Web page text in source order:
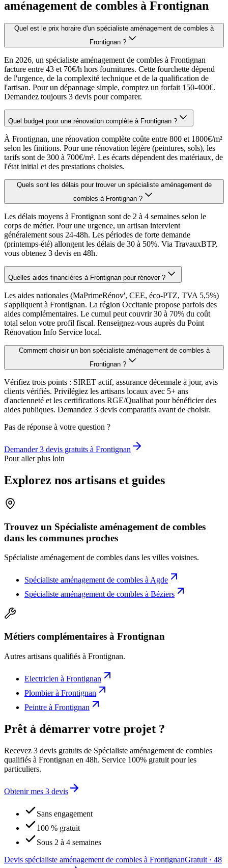
aménagement de combles à Frontignan
Quel est le prix horaire d'un spécialiste aménagement de combles à
Frontignan ?
En 2026, un spécialiste aménagement de combles à Frontignan
facture entre 43 et 70€/h hors fournitures. Cette fourchette dépend
de l'urgence, de la complexité technique et de la qualification de
l'artisan. Pour un dépannage simple, comptez un forfait 150-400€.
Demandez toujours 3 devis pour comparer.
Quel budget pour une rénovation complète à Frontignan ?
À Frontignan, une rénovation complète coûte entre 800 et 1800€/m²
selon les finitions. Pour une rénovation légère (peintures, sols), les
tarifs sont de 300 à 700€/m². Les écarts dépendent des matériaux, de
l'état initial et des prestations choisies.
Quels sont les délais pour trouver un spécialiste aménagement de
combles à Frontignan ?
Les délais moyens à Frontignan sont de 2 à 4 semaines selon le
corps de métier. Pour une urgence, un artisan intervient
généralement sous 24-48h. Les périodes de forte demande
(printemps-été) allongent les délais de 30 à 50%. Via TravauxBTP,
vous obtenez 3 devis en 48h.
Quelles aides financières à Frontignan pour rénover ?
Les aides nationales (MaPrimeRénov', CEE, éco-PTZ, TVA 5,5%)
s'appliquent à Frontignan. La région Occitanie propose parfois des
aides complémentaires. Le cumul peut couvrir 30 à 70% du coût
total selon votre profil fiscal. Renseignez-vous auprès du Point
Rénovation Info Service local.
Comment choisir un bon spécialiste aménagement de combles à
Frontignan ?
Vérifiez trois points : SIRET actif, assurance décennale à jour, avis
clients vérifiés. Privilégiez les artisans locaux avec 5+ ans
d'ancienneté et les certifications RGE/Qualibat pour bénéficier des
aides publiques. Demandez 3 devis comparatifs avant de choisir.
Pas de réponse à votre question ?
Demander 3 devis gratuits à Frontignan
Pour aller plus loin
Explorez nos artisans et guides
Trouvez un Spécialiste aménagement de combles
dans les communes proches
Spécialiste aménagement de combles dans les villes voisines.
Spécialiste aménagement de combles àAgde
Spécialiste aménagement de combles à Béziers
Métiers complémentaires à Frontignan
Autres artisans qualifiés à Frontignan.
Electricien à Frontignan
Plombierà Frontignan
Peintre à Frontignan
Prêt à démarrer votre projet ?
Recevez 3 devis gratuits de Spécialiste aménagement de combles
qualifiés à Frontignan en 48h. Service 100% gratuit pour les
particuliers.
Obtenir mes 3 devis
Sans engagement
100 % gratuit
Sous 2 à 4 semaines
Devis spécialiste aménagement de combles à FrontignanGratuit · 48